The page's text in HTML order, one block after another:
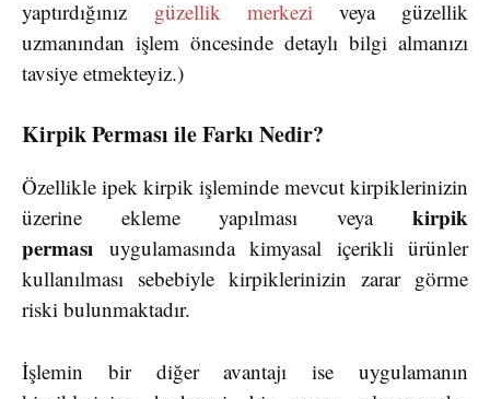
yaptırdığınız güzellik merkezi veya güzellik
uzmanından işlem öncesinde detaylı bilgi almanızı
tavsiye etmekteyiz.)
Kirpik Perması ile Farkı Nedir?
Özellikle ipek kirpik işleminde mevcut kirpiklerinizin
üzerine ekleme yapılması veya kirpik
perması uygulamasında kimyasal içerikli ürünler
kullanılması sebebiyle kirpiklerinizin zarar görme
riski bulunmaktadır.
İşlemin bir diğer avantajı ise uygulamanın